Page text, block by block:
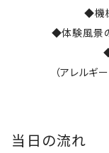
◆機
◆体験風景
（アレルギ
当日の流れ